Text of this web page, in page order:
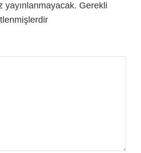
yayınlanmayacak. Gerekli